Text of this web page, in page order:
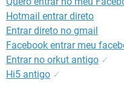
GUIA DE COMPRAS
Hotmail entrar direto
Entrar direto no gmail
Facebook entrar meu
Entrar no orkut antigo ✓
Hi5 antigo ✓